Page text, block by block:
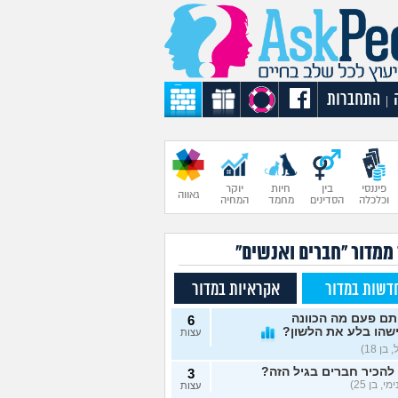
התחברות
פיננסי
וכלכלה
בין
הסדינים
חיות
מחמד
יוקר
המחיה
גאווה
ממדור "חברים ואנשים"
במדור אקראיות במדור
פעם מה הכוונה
בלע את הלשון?
18)
6
עצות
להכיר חברים בגיל הזה?
בן 25)
3
עצות